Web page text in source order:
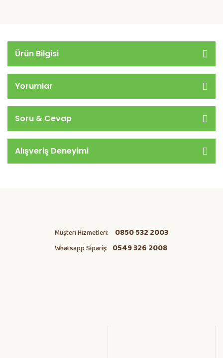
Ürün Bilgisi
Yorumlar
Soru & Cevap
Alışveriş Deneyimi
Müşteri Hizmetleri: 0850 532 2003
Whatsapp Sipariş: 0549 326 2008